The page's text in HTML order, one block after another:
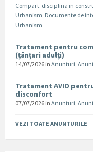
Compart. disciplina in
Urbanism, Documente de
Urbanism
Tratament pentru
(țânțari adulți)
14/07/2026 in Anunturi,
Tratament AVIO
disconfort
07/07/2026 in Anunturi,
VEZI TOATE ANUNTURILE